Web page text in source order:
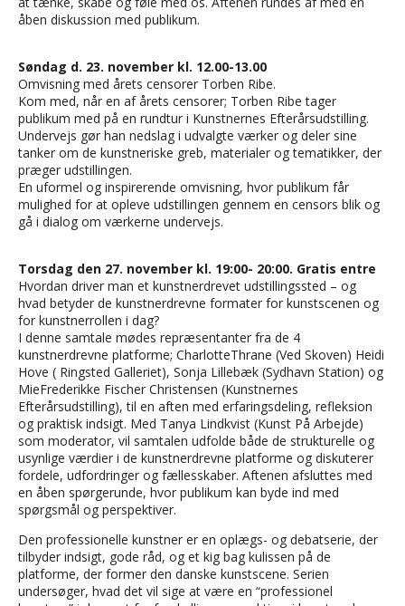
åben diskussion med publikum.
Søndag d. 23. november kl. 12.00-13.00
Omvisning med årets censorer Torben Ribe.
Kom med, når en af årets censorer; Torben Ribe tager
publikum med på en rundtur i Kunstnernes Efterårsudstilling.
Undervejs gør han nedslag i udvalgte værker og deler sine
tanker om de kunstneriske greb, materialer og tematikker, der
præger udstillingen.
En uformel og inspirerende omvisning, hvor publikum får
mulighed for at opleve udstillingen gennem en censors blik og
gå i dialog om værkerne undervejs.
Torsdag den 27. november kl. 19:00- 20:00. Gratis entre
Hvordan driver man et kunstnerdrevet udstillingssted – og
hvad betyder de kunstnerdrevne formater for kunstscenen og
for kunstnerrollen i dag?
I denne samtale mødes repræsentanter fra de 4
kunstnerdrevne platforme; CharlotteThrane (Ved Skoven) Heidi
Hove ( Ringsted Galleriet), Sonja Lillebæk (Sydhavn Station) og
MieFrederikke Fischer Christensen (Kunstnernes
Efterårsudstilling), til en aften med erfaringsdeling, refleksion
og praktisk indsigt. Med Tanya Lindkvist (Kunst På Arbejde)
som moderator, vil samtalen udfolde både de strukturelle og
usynlige værdier i de kunstnerdrevne platforme og diskuterer
fordele, udfordringer og fællesskaber. Aftenen afsluttes med
en åben spørgerunde, hvor publikum kan byde ind med
spørgsmål og perspektiver.
Den professionelle kunstner er en oplægs- og debatserie, der
tilbyder indsigt, gode råd, og et kig bag kulissen på de
platforme, der former den danske kunstscene. Serien
undersøger, hvad det vil sige at være en “professionel